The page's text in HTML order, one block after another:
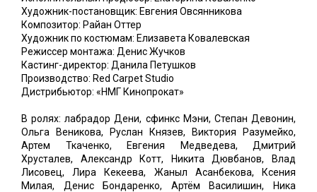
Художник-постановщик: Евгения Овсянникова
Композитор: Райан Оттер
Художник по костюмам: Елизавета Ковалевская
Режиссер монтажа: Денис Жучков
Кастинг-директор: Данила Петушков
Производство: Red Carpet Studio
Дистрибьютор: «НМГ Кинопрокат»
В ролях: лабрадор Дени, сфинкс Мэни, Степан Девонин,
Ольга Веникова, Руслан Князев, Виктория Разумейко,
Артем Ткаченко, Евгения Медведева, Дмитрий
Хрусталев, Александр Котт, Никита Дювбанов, Влад
Лисовец, Лира Кекеева, Жаныл Асанбекова, Ксения
Милая, Денис Бондаренко, Артём Василишин, Ника